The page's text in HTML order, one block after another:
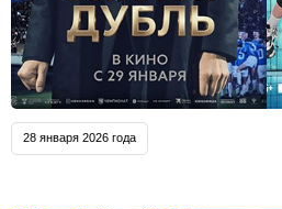
28 января 2026 года